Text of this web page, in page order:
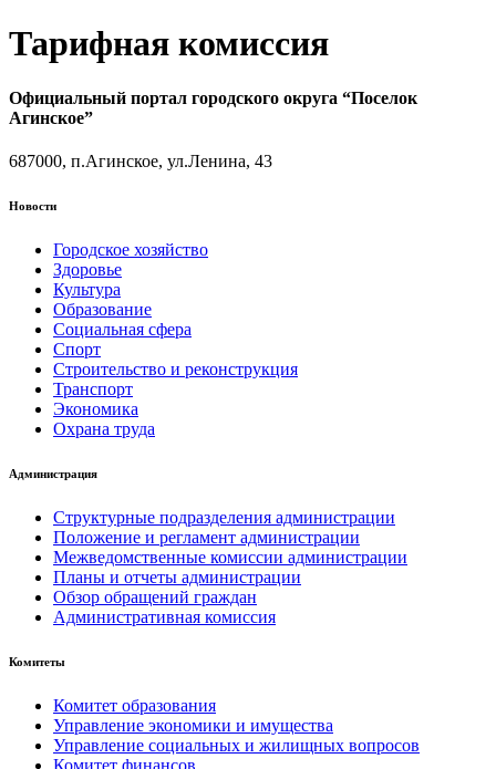
Тарифная комиссия
Официальный портал городского округа “Поселок
Агинское”
687000, п.Агинское, ул.Ленина, 43
Новости
Городское хозяйство
Здоровье
Культура
Образование
Социальная сфера
Спорт
Строительство и реконструкция
Транспорт
Экономика
Охрана труда
Администрация
Структурные подразделения администрации
Положение и регламент администрации
Межведомственные комиссии администрации
Планы и отчеты администрации
Обзор обращений граждан
Административная комиссия
Комитеты
Комитет образования
Управление экономики и имущества
Управление социальных и жилищных вопросов
Комитет финансов